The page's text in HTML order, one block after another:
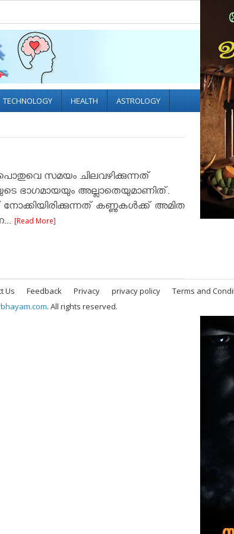
TECHNOLOGY HEALTH ASTROLOGY
സമയം ചിലവഴിക്കുന്നത്
ഭാഗമായയും അല്ലാതെയുമാണിത്.
നോക്കിയിരിക്കുന്നത് കണ്ണുകള്‍ക്ക് അമിത
[Read More]
Us Feedback Privacy privacy policy
Terms and
. All rights reserved.